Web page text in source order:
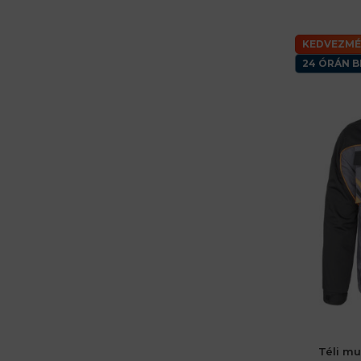
24 ÓRÁN
48 (M)
Téli